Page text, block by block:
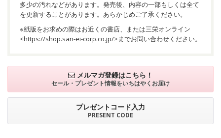
多少の汚れなどがあります。発売後、内容の一部もしくは全て
を更新することがあります。あらかじめご了承ください。
※紙版をお求めの際はお近くの書店、または三栄オンライン
<https://shop.san-ei-corp.co.jp/>までお問い合わせください。
メルマガ登録はこちら！
セール・プレゼント情報をいちはやくお届け
プレゼントコード入力
PRESENT CODE